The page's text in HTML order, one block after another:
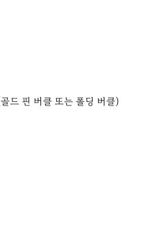
드 핀 버클 또는 폴딩 버클)